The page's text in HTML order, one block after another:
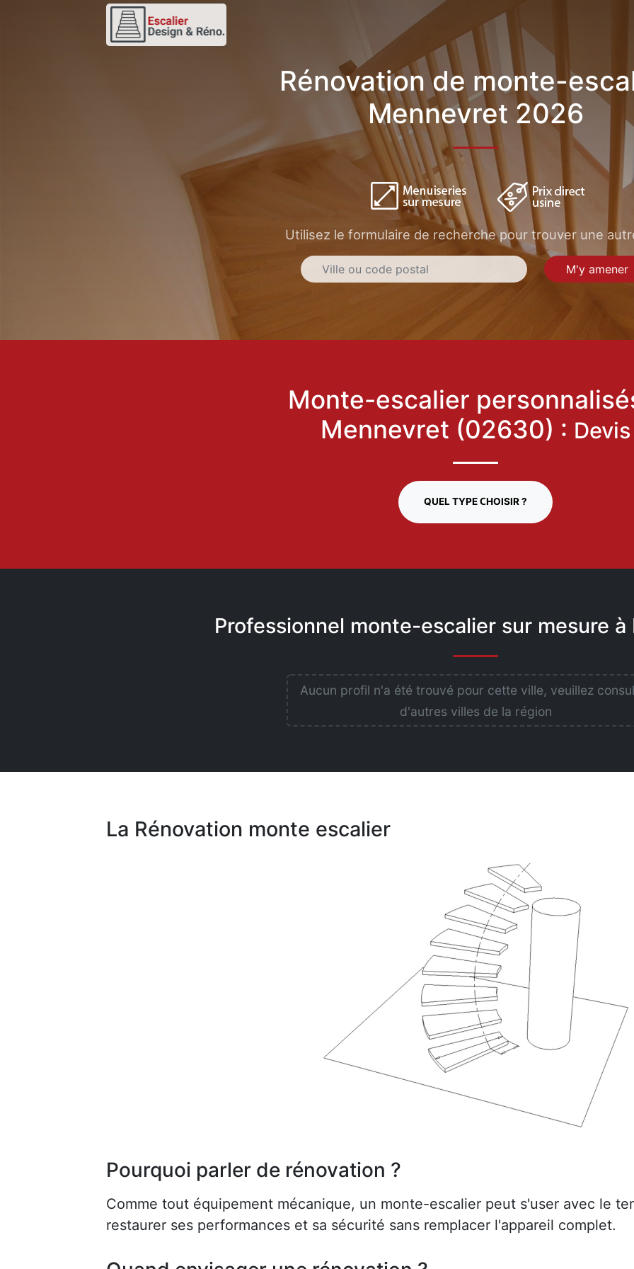
Rénovation de monte-
Mennevret 2026
Utilisez le formulaire de recherche pour trouver une
M'y amener
Monte-escalier
Mennevret (02630) : Devis
QUEL TYPE CHOISIR ?
Professionnel monte-escalier sur mesure
Aucun profil n'a été trouvé pour cette ville, veuillez
d'autres villes de la région
La Rénovation monte escalier
Pourquoi parler de rénovation ?
Comme tout équipement mécanique, un monte-escalier peut s'user avec le
restaurer ses performances et sa sécurité sans remplacer l'appareil complet.